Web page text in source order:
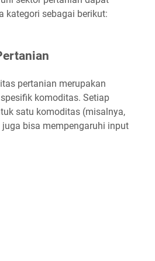
kategori sebagai berikut:
pertanian merupakan
komoditas. Setiap
satu komoditas (misalnya,
bisa mempengaruhi input